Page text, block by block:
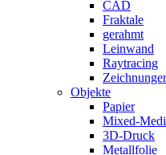
CAD
Fraktale
gerahmt
Leinwand
Raytracing
Objekte
Papier
Mixed-
3D-Druck
Metallfolie